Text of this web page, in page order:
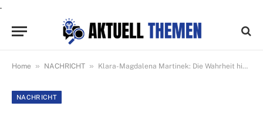
.
Home » NACHRICHT » Klara-Magdalena Martinek: Die Wahrheit hinter den Internet-Mythen
NACHRICHT